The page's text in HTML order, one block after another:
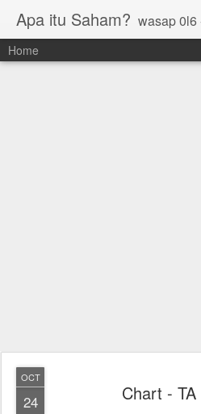
Apa itu Saham? wasap 0l6
Home
OCT
24 Chart -